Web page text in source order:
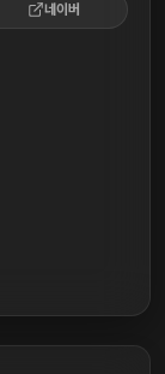
네이버